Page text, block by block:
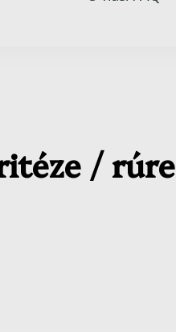
/ rúre